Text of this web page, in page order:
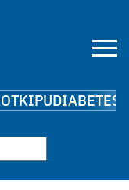
KIPUDIABETES